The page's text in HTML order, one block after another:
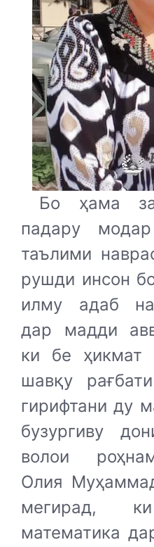
Бо ҳама
падару
таълими
рушди инсон
илму адаб
дар мадди
ки бе ҳикмат
шавқу
гирифтани ду
бузургиву
волои
Олия
мегирад,
математика